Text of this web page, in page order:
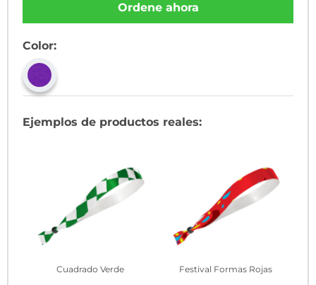
Ordene ahora
Color:
Ejemplos de productos reales:
Cuadrado Verde Festival Formas Rojas